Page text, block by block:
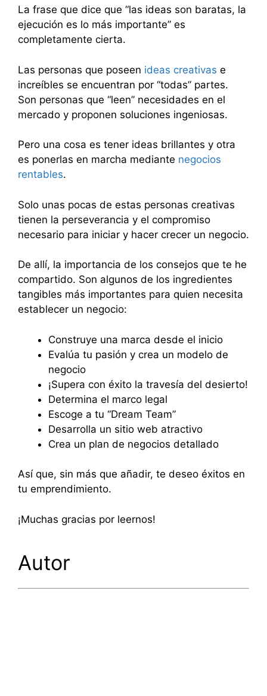
La frase que dice que “las ideas son baratas, la
ejecución es lo más importante” es
completamente cierta.
Las personas que poseen ideas creativas e
increíbles se encuentran por “todas” partes.
Son personas que “leen” necesidades en el
mercado y proponen soluciones ingeniosas.
Pero una cosa es tener ideas brillantes y otra
es ponerlas en marcha mediante negocios
rentables.
Solo unas pocas de estas personas creativas
tienen la perseverancia y el compromiso
necesario para iniciar y hacer crecer un negocio.
De allí, la importancia de los consejos que te he
compartido. Son algunos de los ingredientes
tangibles más importantes para quien necesita
establecer un negocio:
Construye una marca desde el inicio
Evalúa tu pasión y crea un modelo de
negocio
¡Supera con éxito la travesía del desierto!
Determina el marco legal
Escoge a tu “Dream Team”
Desarrolla un sitio web atractivo
Crea un plan de negocios detallado
Así que, sin más que añadir, te deseo éxitos en
tu emprendimiento.
¡Muchas gracias por leernos!
Autor